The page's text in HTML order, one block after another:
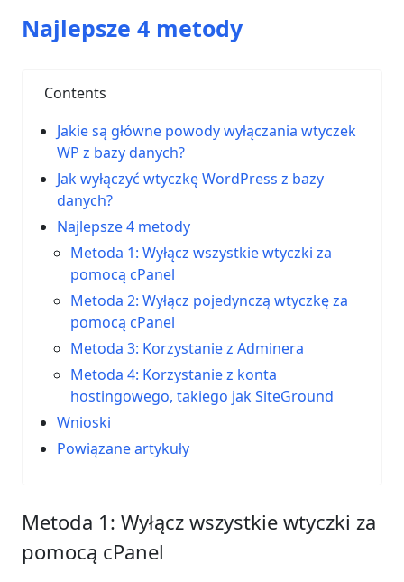
Najlepsze 4 metody
Contents
Jakie są główne powody wyłączania wtyczek
WP z bazy danych?
Jak wyłączyć wtyczkę WordPress z bazy
danych?
Najlepsze 4 metody
Metoda 1: Wyłącz wszystkie wtyczki za
pomocą cPanel
Metoda 2: Wyłącz pojedynczą wtyczkę za
pomocą cPanel
Metoda 3: Korzystanie z Adminera
Metoda 4: Korzystanie z konta
hostingowego, takiego jak SiteGround
Wnioski
Powiązane artykuły
Metoda 1: Wyłącz wszystkie wtyczki za
pomocą cPanel